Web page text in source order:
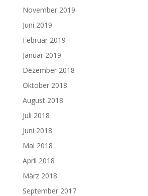
November 2019
Juni 2019
Februar 2019
Januar 2019
Dezember 2018
Oktober 2018
August 2018
Juli 2018
Juni 2018
Mai 2018
April 2018
März 2018
September 2017